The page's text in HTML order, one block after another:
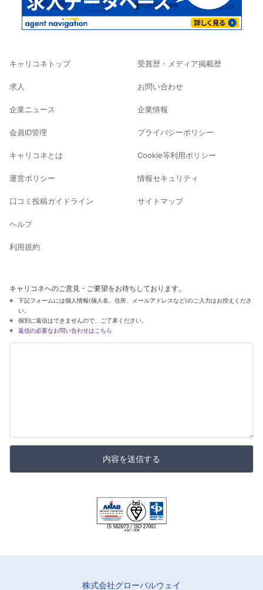
キャリコネトップ
求人
企業ニュース
会員ID管理
キャリコネとは
運営ポリシー
口コミ投稿ガイドライン
ヘルプ
利用規約
受賞歴・メディア掲載歴
お問い合わせ
企業情報
プライバシーポリシー
Cookie等利用ポリシー
情報セキュリティ
サイトマップ
キャリコネへのご意見・ご要望をお待ちしております。
下記フォームには個人情報(個人名、住所、メールアドレスなど)のご入力はお控えくださ
い。
個別に返信はできませんので、ご了承ください。
返信の必要なお問い合わせはこちら
内容を送信する
株式会社グローバルウェイ